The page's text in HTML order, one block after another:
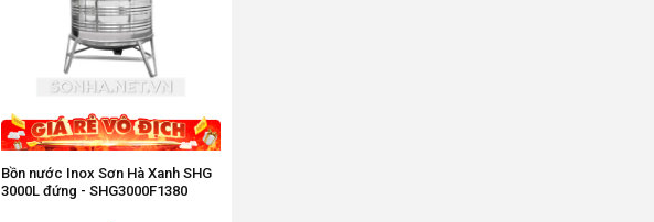
Bồn nước Inox Sơn Hà Xanh SHG
3000L đứng - SHG3000F1380